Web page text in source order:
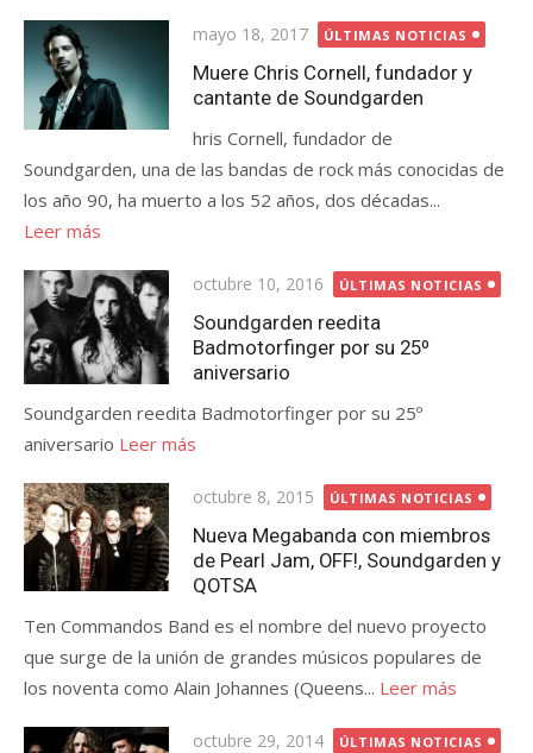
Publicada
el
mayo 18, 2017 ÚLTIMAS NOTICIAS
Muere Chris Cornell, fundador y
cantante de Soundgarden
hris Cornell, fundador de
Soundgarden, una de las bandas de rock más conocidas de
los año 90, ha muerto a los 52 años, dos décadas...
Leer más
Publicada
el
octubre 10, 2016 ÚLTIMAS NOTICIAS
Soundgarden reedita
Badmotorfinger por su 25º
aniversario
Soundgarden reedita Badmotorfinger por su 25º
aniversario Leer más
Publicada
el
octubre 8, 2015 ÚLTIMAS NOTICIAS
Nueva Megabanda con miembros
de Pearl Jam, OFF!, Soundgarden y
QOTSA
Ten Commandos Band es el nombre del nuevo proyecto
que surge de la unión de grandes músicos populares de
los noventa como Alain Johannes (Queens... Leer más
Publicada
octubre 29, 2014 ÚLTIMAS NOTICIAS